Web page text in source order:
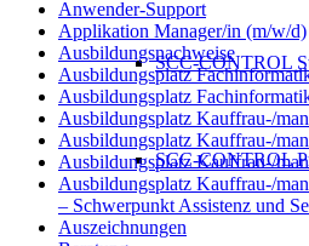
SCC-CONTROL
SCC-CONTROL
Anwender-Support
Applikation Manager/in (m/w/d)
Ausbildungsnachweise
Ausbildungsplatz
Ausbildungsplatz
Ausbildungsplatz Kauffrau-/
Ausbildungsplatz Kauffrau-/
Ausbildungsplatz Kauffrau-/
Ausbildungsplatz Kauffrau-/
– Schwerpunkt Assistenz und
Auszeichnungen